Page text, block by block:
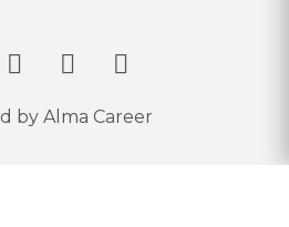
LinkedinYouTube
by Alma Career